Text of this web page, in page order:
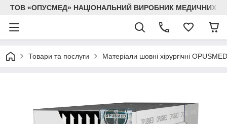
ТОВ «ОПУСМЕД» НАЦІОНАЛЬНИЙ ВИРОБНИК МЕДИЧНИХ
Товари та послуги Матеріали шовні хірургічні OPUSMED